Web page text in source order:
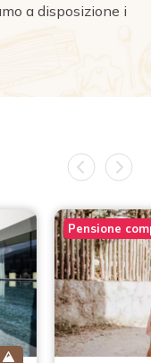
a disposizione i
Pensione